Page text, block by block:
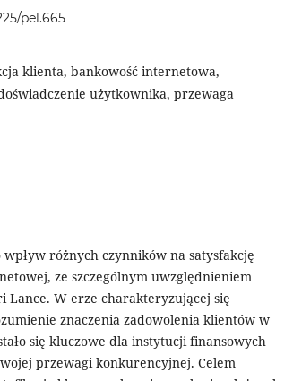
pel.665
klienta, bankowość internetowa,
użytkownika, przewaga
różnych czynników na satysfakcję
ze szczególnym uwzględnieniem
Lance. W erze charakteryzującej się
znaczenia zadowolenia klientów w
się kluczowe dla instytucji finansowych
przewagi konkurencyjnej. Celem